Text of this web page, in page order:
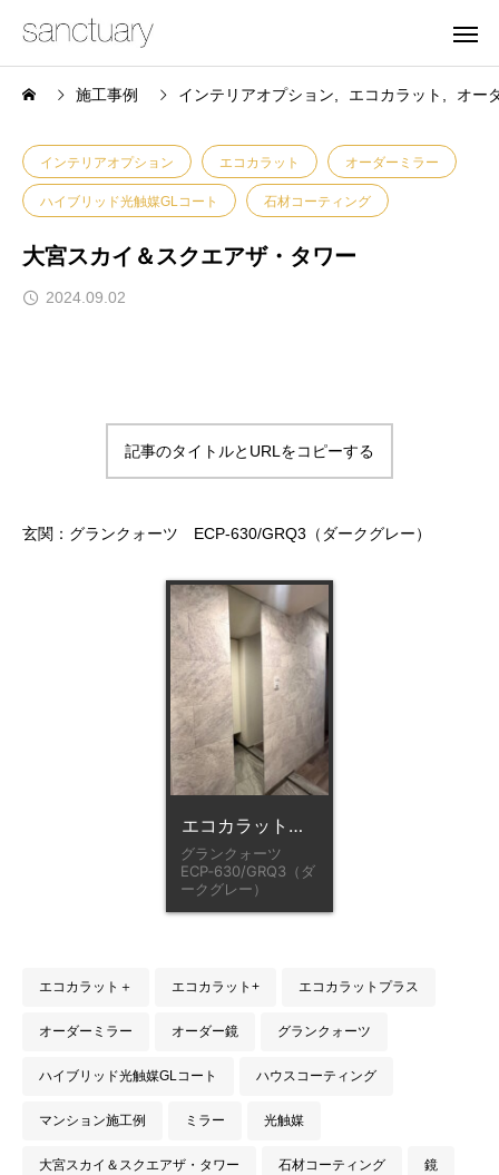
施工事例 インテリアオプション エコカラット オー
インテリアオプション エコカラット オーダーミラー
ハイブリッド光触媒GLコート 石材コーティング
大宮スカイ＆スクエアザ・タワー
2024.09.02
記事のタイトルとURLをコピーする
玄関：グランクォーツ ECP‐630/GRQ3（ダークグレー）
エコカラット、オーダーミラー
グランクォーツ
ECP‐630/GRQ3（ダ
ークグレー）
エコカラット＋ エコカラット+ エコカラットプラス
オーダーミラー オーダー鏡 グランクォーツ
ハイブリッド光触媒GLコート ハウスコーティング
マンション施工例 ミラー 光触媒
大宮スカイ＆スクエアザ・タワー 石材コーティング 鏡